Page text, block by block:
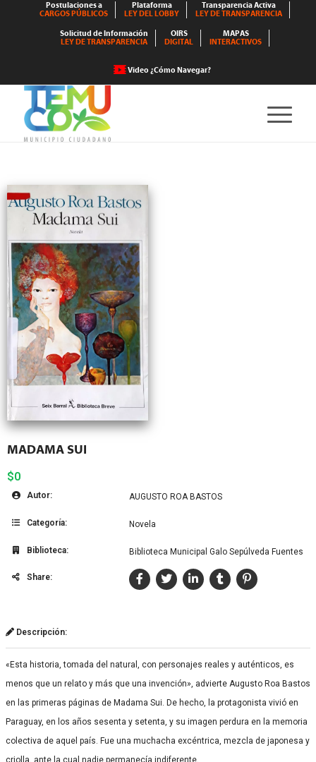
Postulaciones a
CARGOS PÚBLICOS
Plataforma
LEY DEL LOBBY
Transparencia Activa
LEY DE TRANSPARENCIA
Solicitud de Información
LEY DE TRANSPARENCIA
OIRS
DIGITAL
MAPAS
INTERACTIVOS
Video ¿Cómo Navegar?
MADAMA SUI
$0
Autor: AUGUSTO ROA BASTOS
Categoría: Novela
Biblioteca: Biblioteca Municipal Galo Sepúlveda Fuentes
Share:
Descripción:
«Esta historia, tomada del natural, con personajes reales y auténticos, es
menos que un relato y más que una invención», advierte Augusto Roa Bastos
en las primeras páginas de Madama Sui. De hecho, la protagonista vivió en
Paraguay, en los años sesenta y setenta, y su imagen perdura en la memoria
colectiva de aquel país. Fue una muchacha excéntrica, mezcla de japonesa y
criolla, ante la cual nadie permanecía indiferente.